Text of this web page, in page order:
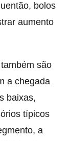
bolos
aumento
são
a chegada
baixas,
típicos
a